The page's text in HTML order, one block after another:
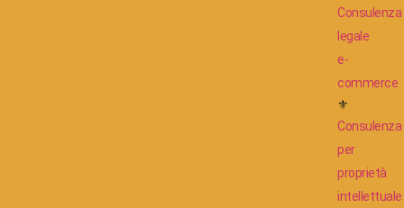
Consulenza
legale
e-
commerce
⚜
Consulenza
per
proprietà
intellettuale